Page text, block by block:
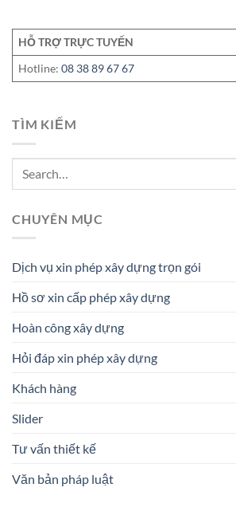
HỖ TRỢ TRỰC TUYẾN
Hotline:08 38 89 67 67
TÌM KIẾM
CHUYÊN MỤC
Dịch vụ xin phép xây dựng trọn gói
Hồ sơ xin cấp phép xây dựng
Hoàn công xây dựng
Hỏi đáp xin phép xây dựng
Khách hàng
Slider
Tư vấn thiết kế
Văn bản pháp luật